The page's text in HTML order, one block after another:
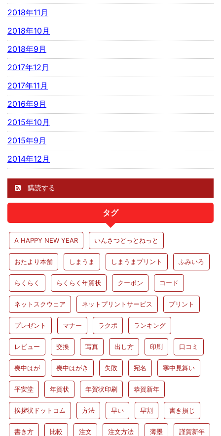
2018年11月
2018年10月
2018年9月
2017年12月
2017年11月
2016年9月
2015年10月
2015年9月
2014年12月
購読する
タグ
A HAPPY NEW YEAR いんさつどっとねっと
おたより本舗 しまうま しまうまプリント ふみいろ
らくらく らくらく年賀状 クーポン コード
ネットスクウェア ネットプリントサービス プリント
プレゼント マナー ラクポ ランキング
レビュー 交換 写真 出し方 印刷 口コミ
喪中はが 喪中はがき 失敗 宛名 寒中見舞い
平安堂 年賀状 年賀状印刷 恭賀新年
挨拶状ドットコム 方法 早い 早割 書き損じ
書き方 比較 注文 注文方法 薄墨 謹賀新年